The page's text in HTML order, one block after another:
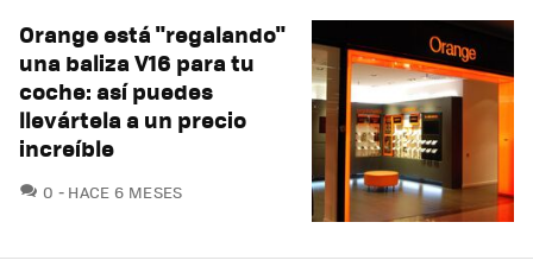
Orange está "regalando"
una baliza V16 para tu
coche: así puedes
llevártela a un precio
increíble
0 COMENTARIOS
HACE 6 MESES